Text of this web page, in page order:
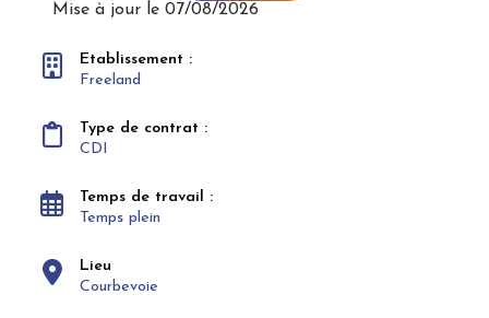
Mise à jour le 07/08/2026
Etablissement :
Freeland
Type de contrat :
CDI
Temps de travail :
Temps plein
Lieu
Courbevoie